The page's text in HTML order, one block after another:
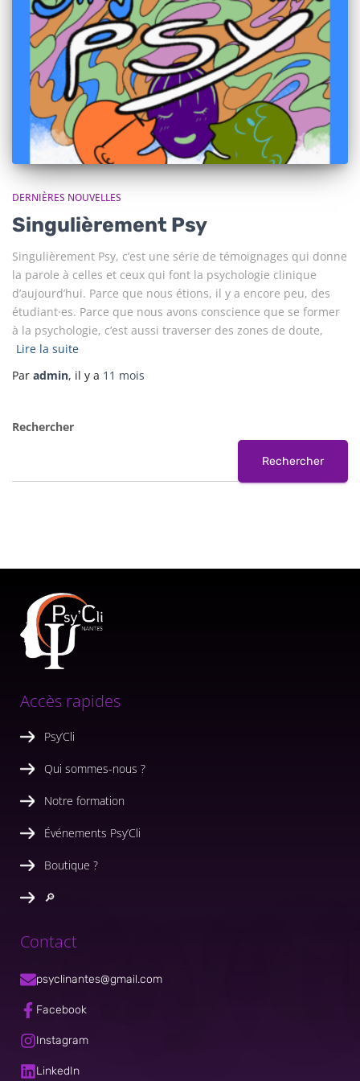
DERNIÈRES NOUVELLES
Singulièrement Psy
Singulièrement Psy, c’est une série de témoignages qui donne
la parole à celles et ceux qui font la psychologie clinique
d’aujourd’hui. Parce que nous étions, il y a encore peu, des
étudiant·es. Parce que nous avons conscience que se former
à la psychologie, c’est aussi traverser des zones de doute,
Lire la suite
Par admin, il y a 11 mois
Rechercher
Rechercher
Accès rapides
Psy’Cli
Qui sommes-nous ?
Notre formation
Événements Psy’Cli
Boutique ?
🔎
Contact
psyclinantes@gmail.com
Facebook
Instagram
LinkedIn